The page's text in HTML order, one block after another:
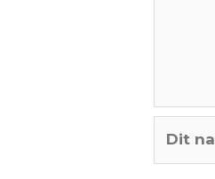
navn*